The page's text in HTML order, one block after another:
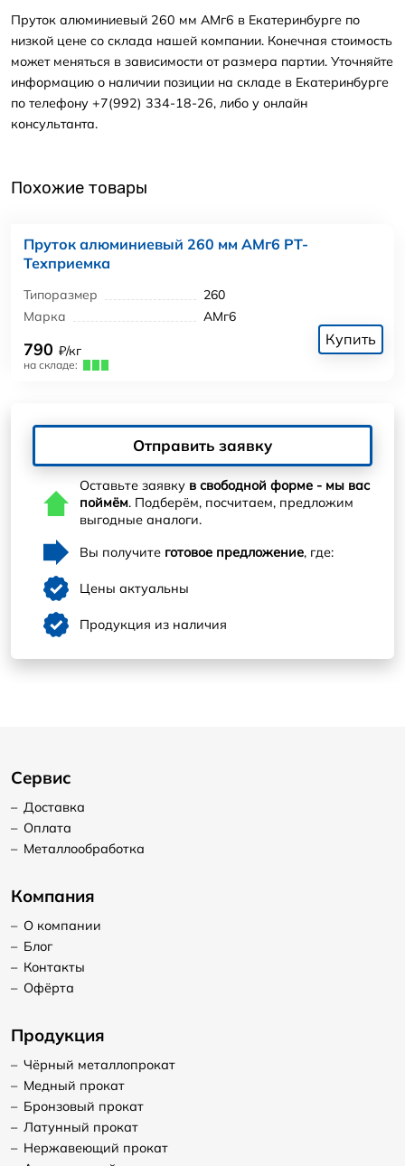
Пруток алюминиевый 260 мм АМг6 в Екатеринбурге по
низкой цене со склада нашей компании. Конечная стоимость
может меняться в зависимости от размера партии. Уточняйте
информацию о наличии позиции на складе в Екатеринбурге
по телефону +7(992) 334-18-26, либо у онлайн
консультанта.
Похожие товары
Пруток алюминиевый 260 мм АМг6 РТ-
Техприемка
Типоразмер
260
Марка
АМг6
790 ₽/кг
на складе:
Купить
Отправить заявку
Оставьте заявку в свободной форме - мы вас
поймём. Подберём, посчитаем, предложим
выгодные аналоги.
Вы получите готовое предложение, где:
Цены актуальны
Продукция из наличия
Сервис
– Доставка
– Оплата
– Металлообработка
Компания
– О компании
– Блог
– Контакты
– Офёрта
Продукция
– Чёрный металлопрокат
– Медный прокат
– Бронзовый прокат
– Латунный прокат
– Нержавеющий прокат